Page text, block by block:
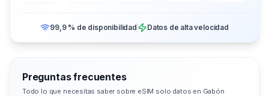
99,9 % de disponibilidad Datos de alta velocidad
Preguntas frecuentes
Todo lo que necesitas saber sobre eSIM solo datos en Gabón